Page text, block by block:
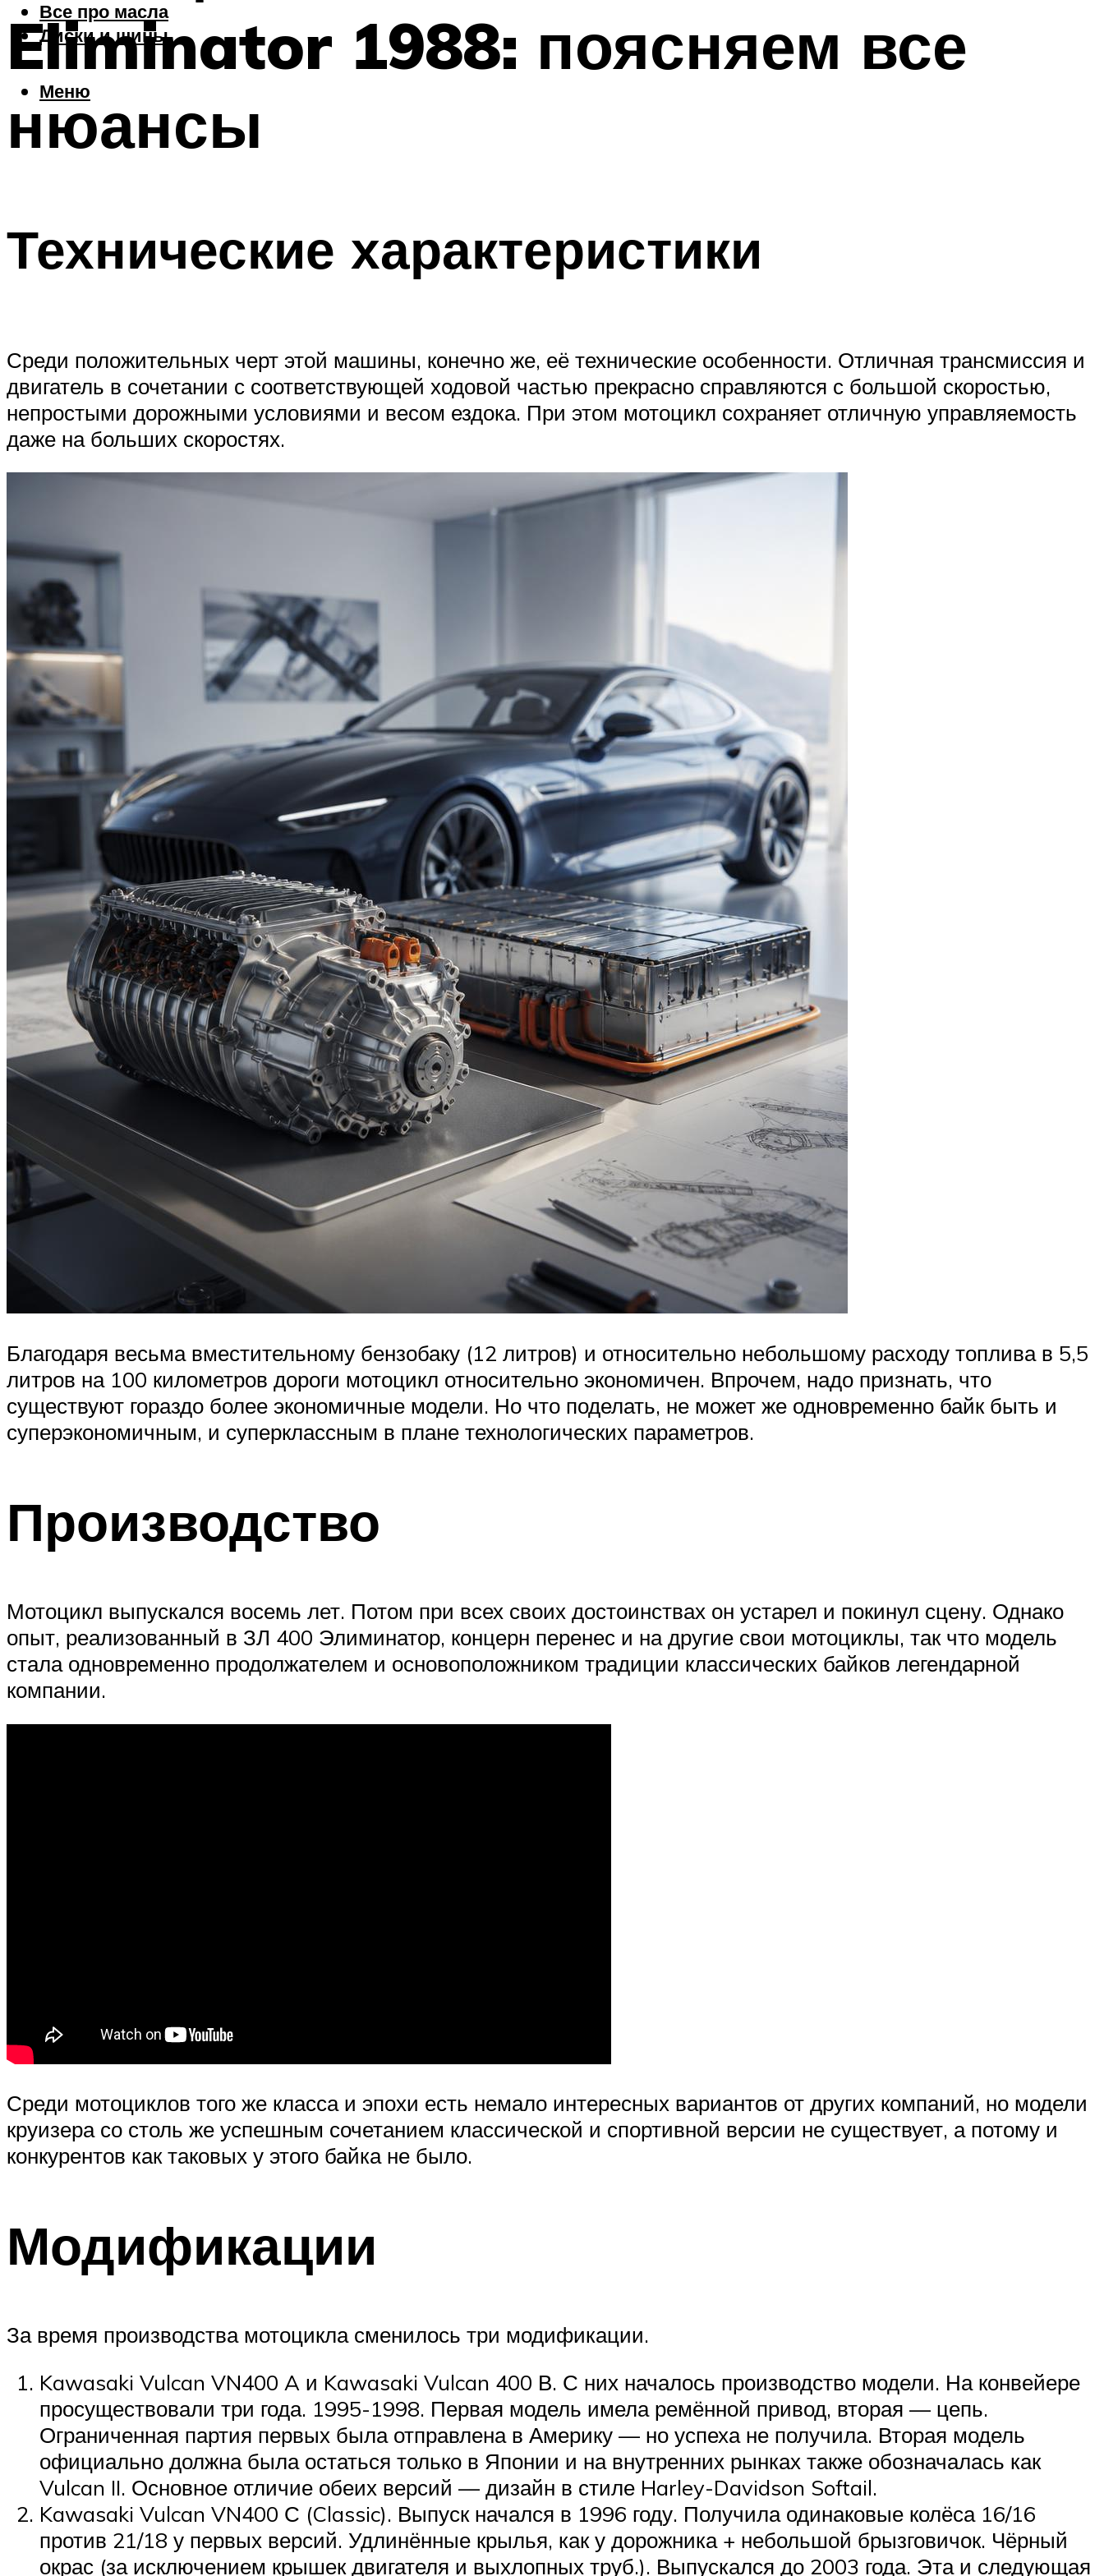
Все про масла
Диски и шины
Меню
Eliminator 1988: поясняем все
нюансы
Технические характеристики
Среди положительных черт этой машины, конечно же, её технические особенности. Отличная трансмиссия и
двигатель в сочетании с соответствующей ходовой частью прекрасно справляются с большой скоростью,
непростыми дорожными условиями и весом ездока. При этом мотоцикл сохраняет отличную управляемость
даже на больших скоростях.
Благодаря весьма вместительному бензобаку (12 литров) и относительно небольшому расходу топлива в 5,5
литров на 100 километров дороги мотоцикл относительно экономичен. Впрочем, надо признать, что
существуют гораздо более экономичные модели. Но что поделать, не может же одновременно байк быть и
суперэкономичным, и суперклассным в плане технологических параметров.
Производство
Мотоцикл выпускался восемь лет. Потом при всех своих достоинствах он устарел и покинул сцену. Однако
опыт, реализованный в ЗЛ 400 Элиминатор, концерн перенес и на другие свои мотоциклы, так что модель
стала одновременно продолжателем и основоположником традиции классических байков легендарной
компании.
Среди мотоциклов того же класса и эпохи есть немало интересных вариантов от других компаний, но модели
круизера со столь же успешным сочетанием классической и спортивной версии не существует, а потому и
конкурентов как таковых у этого байка не было.
Модификации
За время производства мотоцикла сменилось три модификации.
Kawasaki Vulcan VN400 A и Kawasaki Vulcan 400 В. С них началось производство модели. На конвейере
просуществовали три года. 1995-1998. Первая модель имела ремённой привод, вторая — цепь.
Ограниченная партия первых была отправлена в Америку — но успеха не получила. Вторая модель
официально должна была остаться только в Японии и на внутренних рынках также обозначалась как
Vulcan II. Основное отличие обеих версий — дизайн в стиле Harley-Davidson Softail.
Kawasaki Vulcan VN400 С (Classic). Выпуск начался в 1996 году. Получила одинаковые колёса 16/16
против 21/18 у первых версий. Удлинённые крылья, как у дорожника + небольшой брызговичок. Чёрный
окрас (за исключением крышек двигателя и выхлопных труб.). Выпускался до 2003 года. Эта и следующая